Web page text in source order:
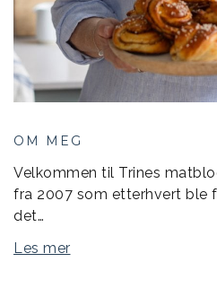
OM MEG
Velkommen til Trines
fra 2007 som etterhvert ble
det…
Les mer